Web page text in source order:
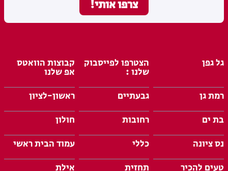
גל גפן הצטרפו לפייסבוק
שלנו :
קבוצות הוואטס
אפ שלנו
רמת גן
גבעתיים
ראשון-לציון
בת ים
רחובות
חולון
נס ציונה
כללי
עמוד הבית ראשי
טעים להכיר
תחזית אילת